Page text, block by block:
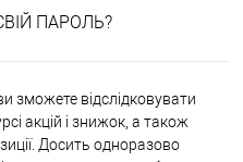
ПАРОЛЬ?
зможете відслідковувати
акцій і знижок, а також
Досить одноразово